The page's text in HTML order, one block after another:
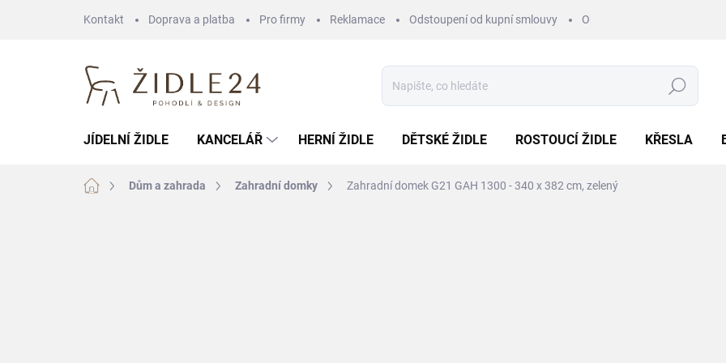
Kontakt Doprava a platba Pro firmy Reklamace Odstoupení od kupní smlouvy Obchodní podmínky
Hledat
JÍDELNÍ ŽIDLE KANCELÁŘ HERNÍ ŽIDLE DĚTSKÉ ŽIDLE ROSTOUCÍ ŽIDLE KŘESLA
Domů Dům a zahrada Zahradní domky Zahradní domek G21 GAH 1300 - 340 x 382 cm, zelený